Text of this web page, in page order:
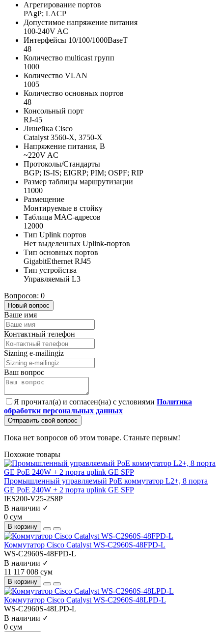
Агрегирование портов
PAgP; LACP
Допустимое напряжение питания
100-240V AC
Интерфейсы 10/100/1000BaseT
48
Количество multicast групп
1000
Количество VLAN
1005
Количество основных портов
48
Консольный порт
RJ-45
Линейка Cisco
Catalyst 3560-X, 3750-X
Напряжение питания, В
~220V AC
Протоколы/Стандарты
BGP; IS-IS; EIGRP; PIM; OSPF; RIP
Размер таблицы маршрутизации
11000
Размещение
Монтируемые в стойку
Таблица MAC-адресов
12000
Тип Uplink портов
Нет выделенных Uplink-портов
Тип основных портов
GigabitEthernet RJ45
Тип устройства
Управляемый L3
Вопросов: 0
Новый вопрос
Ваше имя
Контактный телефон
Sizning e-mailingiz
Ваш вопрос
Я прочитал(а) и согласен(на) с условиями Политика
обработки персональных данных
Отправить свой вопрос
Пока нет вопросов об этом товаре. Станьте первым!
Похожие товары
Промышленный управляемый PoE коммутатор L2+, 8 порта
GE PoE 240W + 2 порта uplink GE SFP
IES200-V25-2S8P
В наличии ✓
0 сум
В корзину
Коммутатор Cisco Catalyst WS-C2960S-48FPD-L
WS-C2960S-48FPD-L
В наличии ✓
11 117 008 сум
В корзину
Коммутатор Cisco Catalyst WS-C2960S-48LPD-L
WS-C2960S-48LPD-L
В наличии ✓
0 сум